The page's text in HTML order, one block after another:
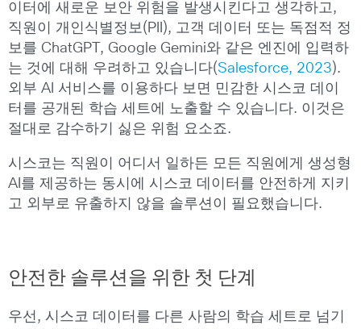
이터에 새로운 보안 위험을 발생시킨다고 생각하고,
직원이 개인식별정보(PII), 고객 데이터 또는 독점적 정
보를 ChatGPT, Google Gemini와 같은 엔진에 입력하
는 것에 대해 우려하고 있습니다(Salesforce, 2023).
외부 AI 서비스를 이용하다 보면 민감한 시스코 데이
터를 공개된 학습 세트에 노출할 수 있습니다. 이것은
절대로 감수하기 싫은 위험 요소죠.
시스코는 직원이 어디서 일하든 모든 직원에게 생성형
AI를 제공하는 동시에 시스코 데이터를 안전하게 지키
고 외부로 유출하지 않을 솔루션이 필요했습니다.
안전한 솔루션을 위한 첫 단계
우선, 시스코 데이터를 다른 사람의 학습 세트로 넘기